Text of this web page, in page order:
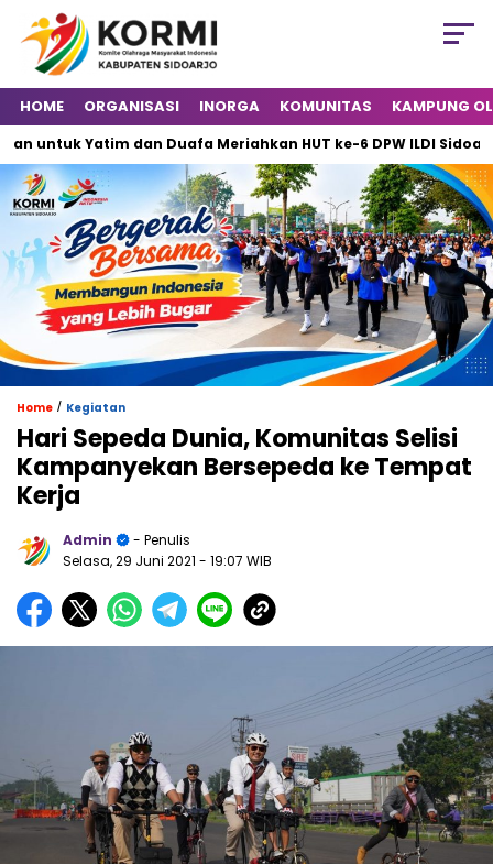
HOME ORGANISASI INORGA KOMUNITAS KAMPUNG
Yatim dan Duafa Meriahkan HUT ke-6 DPW ILDI Sidoarjo
Home / Kegiatan
Hari Sepeda Dunia, Komunitas Selisi
Kampanyekan Bersepeda ke Tempat
Kerja
Admin
- Penulis
Selasa, 29 Juni 2021 - 19:07 WIB